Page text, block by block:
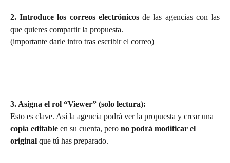
2. Introduce los correos electrónicosde las agencias con las
que quieres compartir la propuesta.
(importante darle intro tras escribir el correo)
3. Asigna el rol “Viewer” (solo lectura):
Esto es clave. Así la agencia podrá ver la propuesta y crear una
copia editable en su cuenta, pero no podrá modificar el
original que tú has preparado.